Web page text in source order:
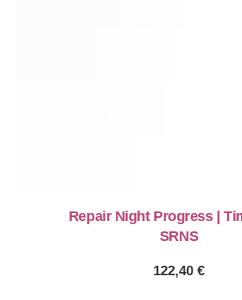
Repair Night Progress |
SRNS
122,40 €